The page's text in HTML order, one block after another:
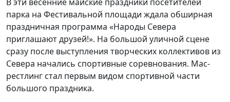
парка на Фестивальной площади ждала обширная
праздничная программа «Народы Севера
приглашают друзей!». На большой уличной сцене
сразу после выступления творческих коллективов из
Севера начались спортивные соревнования. Мас-
рестлинг стал первым видом спортивной части
большого праздника.